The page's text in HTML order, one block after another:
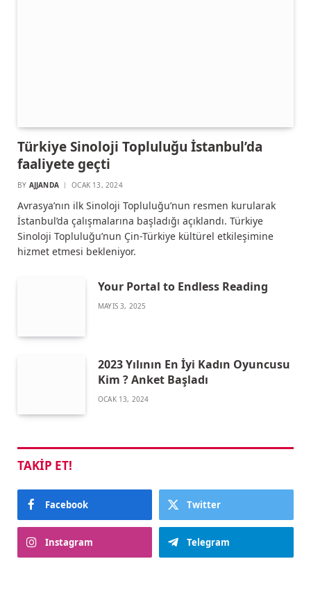
Türkiye Sinoloji Topluluğu İstanbul’da
faaliyete geçti
BY AJJANDA OCAK 13, 2024
Avrasya’nın ilk Sinoloji Topluluğu’nun resmen kurularak
İstanbul’da çalışmalarına başladığı açıklandı. Türkiye
Sinoloji Topluluğu’nun Çin-Türkiye kültürel etkileşimine
hizmet etmesi bekleniyor.
Your Portal to Endless Reading
MAYIS 3, 2025
2023 Yılının En İyi Kadın Oyuncusu
Kim ? Anket Başladı
OCAK 13, 2024
TAKIP ET!
Facebook Twitter
Instagram Telegram